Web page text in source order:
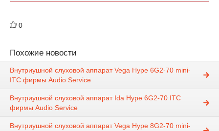
0
Похожие новости
Внутриушной слуховой аппарат Vega Hype 6G2-70 mini-
ITC фирмы Audio Service
Внутриушной слуховой аппарат Ida Hype 6G2-70 ITC
фирмы Audio Service
Внутриушной слуховой аппарат Vega Hype 8G2-70 mini-